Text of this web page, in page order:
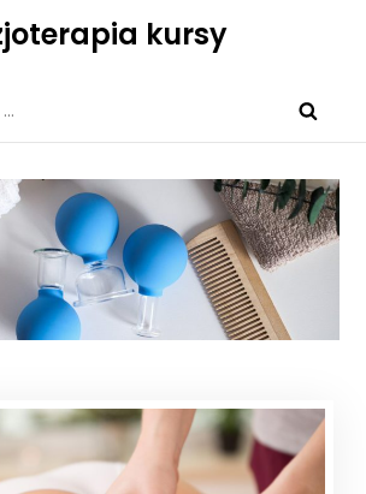
kursy